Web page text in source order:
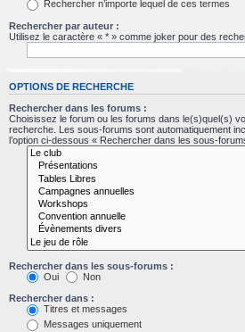
Rechercher n’importe lequel de ces termes
Rechercher par auteur :
Utilisez le caractère « * » comme joker pour des
OPTIONS DE RECHERCHE
Rechercher dans les forums :
Choisissez le forum ou les forums dans le(s)quel(s)
recherche. Les sous-forums sont automatiquement
l’option ci-dessous « Rechercher dans les sous-
Rechercher dans les sous-forums :
Oui
Non
Rechercher dans :
Titres et messages
Messages uniquement